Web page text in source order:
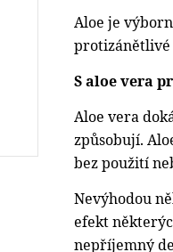
Aloe je
protizánětlivé
S aloe vera
Aloe vera
způsobují.
bez použití
Nevýhodou
efekt
nepříjemný